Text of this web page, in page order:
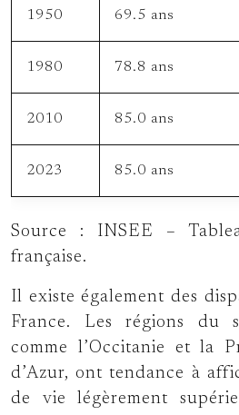
1950 69.5 ans
1980 78.8 ans
2010 85.0 ans
2023 85.0 ans
Source : INSEE –
française.
Il existe également des
France. Les régions du
comme l’Occitanie et la
d’Azur, ont tendance à
de vie légèrement